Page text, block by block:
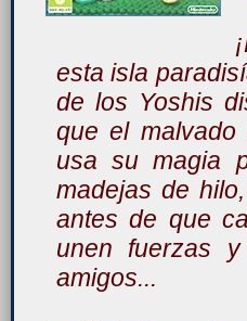
esta isla
de los Yoshis
que el malvado
usa su magia
madejas de
antes de que
unen fuerzas
amigos...